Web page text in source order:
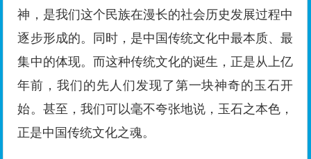
神，是我们这个民族在漫长的社会历史发展过程中
逐步形成的。同时，是中国传统文化中最本质、最
集中的体现。而这种传统文化的诞生，正是从上亿
年前，我们的先人们发现了第一块神奇的玉石开
始。甚至，我们可以毫不夸张地说，玉石之本色，
正是中国传统文化之魂。